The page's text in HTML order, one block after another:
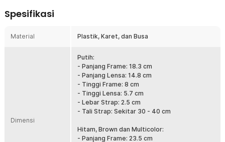
Overview
berolahraga dengan kacamata helm motor dari TaffSPORT. Dirancang
ini memberikan perlindungan maksimal sekaligus tampilan stylish. Cocok
digunakan untuk berbagai aktivitas outdoor seperti berkendara motor,
motocross, sepeda gunung, hingga ski.
Lensa Polarized Anti Silau
Lensa polarized pada goggles TaffSPORT X400 berfungsi
mengurangi pantulan cahaya berlebih dari permukaan seperti
aspal, salju, atau air. Hal ini membantu penglihatan tetap jernih dan
Spesifikasi
Material Plastik, Karet, dan Busa
Dimensi
Putih:
- Panjang Frame: 18.3 cm
- Panjang Lensa: 14.8 cm
- Tinggi Frame: 8 cm
- Tinggi Lensa: 5.7 cm
- Lebar Strap: 2.5 cm
- Tali Strap: Sekitar 30 - 40 cm
Hitam, Brown dan Multicolor:
- Panjang Frame: 23.5 cm